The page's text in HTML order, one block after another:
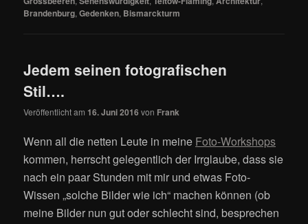
Brandenburg,Gedenken, Bismarckturm
Jedem seinen fotografischen
Stil….
Veröffentlicht am 16. Juni 2016 von Frank
Wenn all die netten Leute in meine Foto-Workshops
kommen, herrscht gelegentlich der Irrglaube, dass sie
nach ein paar Stunden mit mir und etwas Foto-
Wissen „solche Bilder wie ich“ machen können (ob
meine Bilder nun gut oder schlecht sind, besprechen